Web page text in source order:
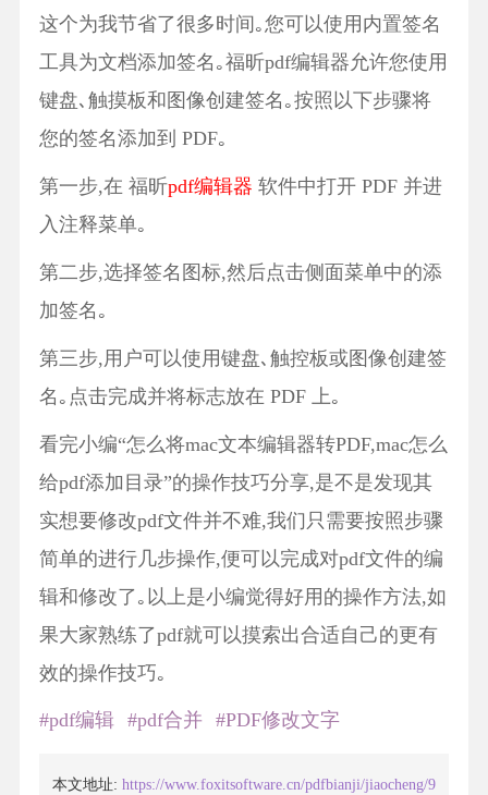
这个为我节省了很多时间｡您可以使用内置签名
工具为文档添加签名｡福昕pdf编辑器允许您使用
键盘､触摸板和图像创建签名｡按照以下步骤将
您的签名添加到 PDF｡
第一步,在 福昕pdf编辑器 软件中打开 PDF 并进
入注释菜单｡
第二步,选择签名图标,然后点击侧面菜单中的添
加签名｡
第三步,用户可以使用键盘､触控板或图像创建签
名｡点击完成并将标志放在 PDF 上｡
看完小编“怎么将mac文本编辑器转PDF,mac怎么
给pdf添加目录”的操作技巧分享,是不是发现其
实想要修改pdf文件并不难,我们只需要按照步骤
简单的进行几步操作,便可以完成对pdf文件的编
辑和修改了｡以上是小编觉得好用的操作方法,如
果大家熟练了pdf就可以摸索出合适自己的更有
效的操作技巧｡
#pdf编辑 #pdf合并 #PDF修改文字
本文地址: https://www.foxitsoftware.cn/pdfbianji/jiaocheng/9